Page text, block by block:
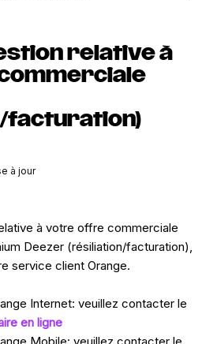
relative à
facturation)
à jour
à votre offre commerciale
Deezer (résiliation/facturation),
service client Orange.
Internet: veuillez contacter le
en ligne